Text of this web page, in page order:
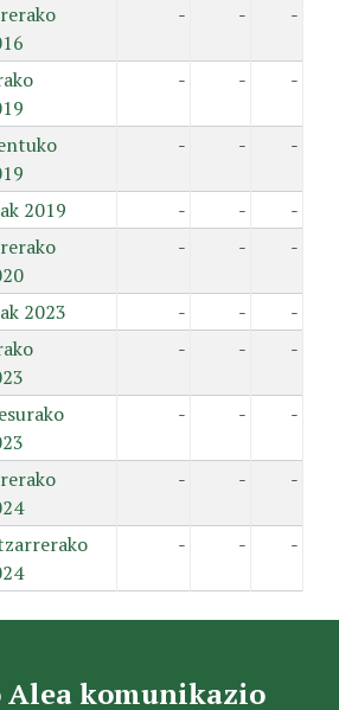
- - -
- - -
- - -
2019 - -
-
- - -
2023 - -
-
- - -
- - -
- - -
- - -
Alea komunikazio